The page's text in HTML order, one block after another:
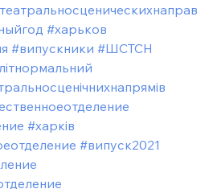
#харьков
#випускники #ШСТСН
#харкiв
#випуск2021